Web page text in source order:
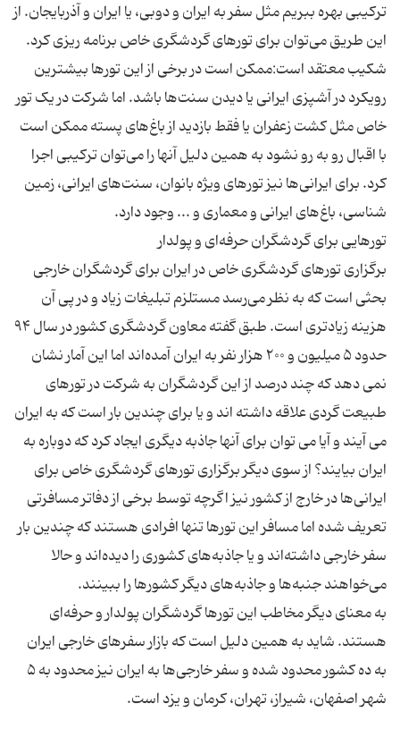
ترکیبی بهره ببریم مثل سفر به ایران و دوبی، یا ایران و آذربایجان. از
شکیب معتقد است:‌ممکن است در برخی از این تورها بیشترین
رویکرد در آشپزی ایرانی یا دیدن سنت‌ها باشد. اما شرکت در یک تور
خاص مثل کشت زعفران یا فقط بازدید از باغ‌های پسته ممکن است
با اقبال رو به رو نشود به همین دلیل آنها را می‌توان ترکیبی اجرا
کرد. برای ایرانی‌ها نیز تورهای ویژه بانوان، سنت‌های ایرانی، زمین
برگزاری تورهای گردشگری خاص در ایران برای گردشگران خارجی
بحثی است که به نظر می‌رسد مستلزم تبلیغات زیاد و در پی آن
هزینه زیادتری است. طبق گفته معاون گردشگری کشور در سال ۹۴
حدود ۵ میلیون و ۲۰۰ هزار نفر به ایران آمده‌اند اما این آمار نشان
نمی دهد که چند درصد از این گردشگران به شرکت در تورهای
طبیعت گردی علاقه داشته اند و یا برای چندین بار است که به ایران
می آیند و آیا می توان برای آنها جاذبه دیگری ایجاد کرد که دوباره به
ایران بیایند؟ از سوی دیگر برگزاری تورهای گردشگری خاص برای
ایرانی‌ها در خارج از کشور نیز اگرچه توسط برخی از دفاتر مسافرتی
تعریف شده اما مسافر این تورها تنها افرادی هستند که چندین بار
سفر خارجی داشته‌اند و یا جاذبه‌های کشوری را دیده‌اند و حالا
به معنای دیگر مخاطب این تورها گردشگران پولدار و حرفه‌ای
هستند. شاید به همین دلیل است که بازار سفرهای خارجی ایران
به ده کشور محدود شده و سفر خارجی‌ها به ایران نیز محدود به ۵